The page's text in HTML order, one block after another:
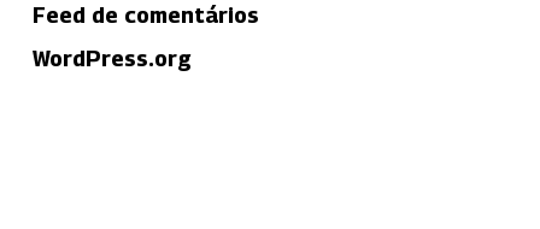
Feed de comentários
WordPress.org